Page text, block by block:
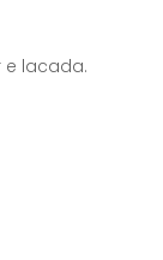
lacada.